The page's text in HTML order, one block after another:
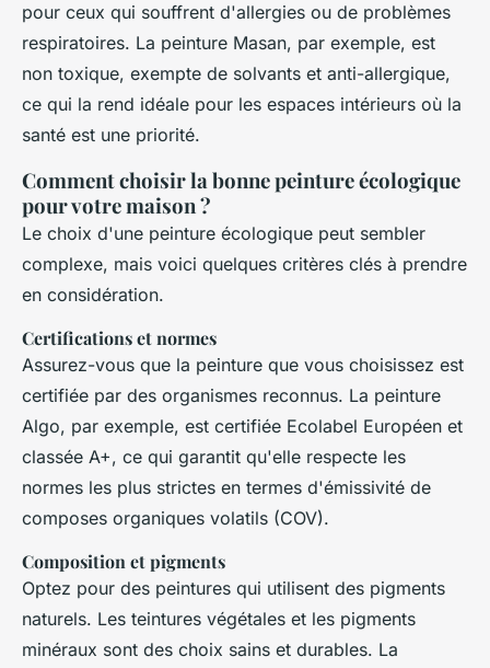
pour ceux qui souffrent d'allergies ou de problèmes
respiratoires. La peinture Masan, par exemple, est
non toxique, exempte de solvants et anti-allergique,
ce qui la rend idéale pour les espaces intérieurs où la
santé est une priorité.
Comment choisir la bonne peinture écologique
pour votre maison ?
Le choix d'une peinture écologique peut sembler
complexe, mais voici quelques critères clés à prendre
en considération.
Certifications et normes
Assurez-vous que la peinture que vous choisissez est
certifiée par des organismes reconnus. La peinture
Algo, par exemple, est certifiée Ecolabel Européen et
classée A+, ce qui garantit qu'elle respecte les
normes les plus strictes en termes d'émissivité de
composes organiques volatils (COV).
Composition et pigments
Optez pour des peintures qui utilisent des pigments
naturels. Les teintures végétales et les pigments
minéraux sont des choix sains et durables. La